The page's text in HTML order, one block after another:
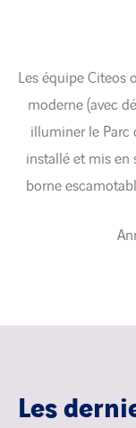
Les équipe Citeos
moderne (avec
illuminer le Parc
installé et mis en
borne
Les